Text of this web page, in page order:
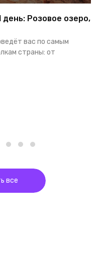
Розовое озеро,
вас по самым
страны: от
все